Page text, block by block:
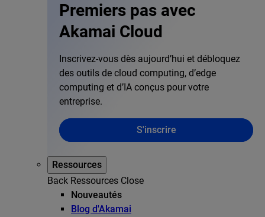
Premiers pas avec
Akamai Cloud
Inscrivez-vous dès aujourd’hui et débloquez
des outils de cloud computing, d’edge
computing et d’IA conçus pour votre
entreprise.
S'inscrire
Ressources
Back Ressources Close
Nouveautés
Blog d'Akamai